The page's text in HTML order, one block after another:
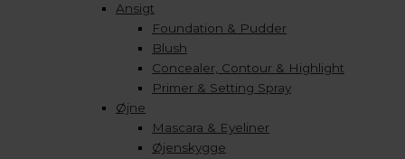
Ansigt
Foundation & Pudder
Blush
Concealer, Contour & Highlight
Primer & Setting Spray
Øjne
Mascara & Eyeliner
Øjenskygge